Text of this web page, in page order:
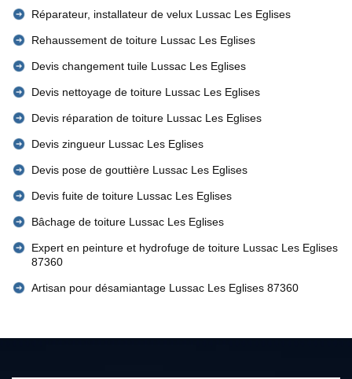
Réparateur, installateur de velux Lussac Les Eglises
Rehaussement de toiture Lussac Les Eglises
Devis changement tuile Lussac Les Eglises
Devis nettoyage de toiture Lussac Les Eglises
Devis réparation de toiture Lussac Les Eglises
Devis zingueur Lussac Les Eglises
Devis pose de gouttière Lussac Les Eglises
Devis fuite de toiture Lussac Les Eglises
Bâchage de toiture Lussac Les Eglises
Expert en peinture et hydrofuge de toiture Lussac Les Eglises
87360
Artisan pour désamiantage Lussac Les Eglises 87360